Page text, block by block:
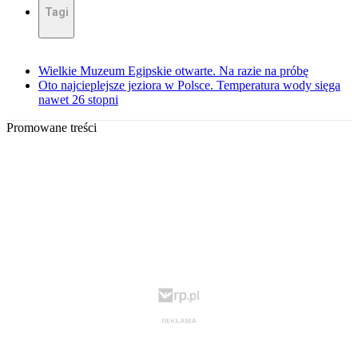
Tagi
Wielkie Muzeum Egipskie otwarte. Na razie na próbę
Oto najcieplejsze jeziora w Polsce. Temperatura wody sięga
nawet 26 stopni
Promowane treści